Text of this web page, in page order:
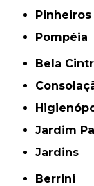
Pinheiros
Pompéia
Bela
Jardim
Jardins
Berrini